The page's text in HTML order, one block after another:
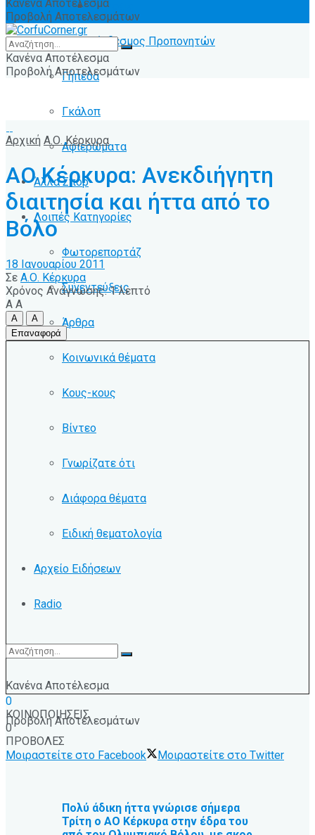
Ειδήσεις
Σύνδεσμος Προπονητών
Γήπεδα
Γκάλοπ
Αφιερώματα
Άλλα Σπόρ
Λοιπές Κατηγορίες
Φωτορεπορτάζ
Συνεντεύξεις
Άρθρα
Κοινωνικά θέματα
Κους-κους
Βίντεο
Γνωρίζατε ότι
Διάφορα θέματα
Ειδική θεματολογία
Αρχείο Ειδήσεων
Radio
Κανένα Αποτέλεσμα
Προβολή Αποτελεσμάτων
Κανένα Αποτέλεσμα
Προβολή Αποτελεσμάτων
Κανένα Αποτέλεσμα
Προβολή Αποτελεσμάτων
Αρχική Α.Ο. Κέρκυρα
ΑΟ Κέρκυρα: Ανεκδιήγητη
διαιτησία και ήττα από το
Βόλο
18 Ιανουαρίου 2011
Σε Α.Ο. Κέρκυρα
Χρόνος Ανάγνωσης: 1 λεπτό
A A
A
A
Επαναφορά
0
ΚΟΙΝΟΠΟΙΗΣΕΙΣ
0
ΠΡΟΒΟΛΕΣ
Μοιραστείτε στο Facebook
Μοιραστείτε στο Twitter
Πολύ άδικη ήττα γνώρισε σήμερα
Τρίτη ο ΑΟ Κέρκυρα στην έδρα του